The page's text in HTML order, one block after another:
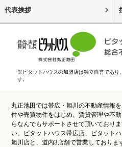
代表挨拶
※ピタットハウスの加盟店は独立自営であり
す。
丸正池田では帯広・旭川の不動産情報
件や売買物件をはじめ、賃貸管理や不
らなんでもサポートさせて頂いており
い。ピタットハウス帯広店、ピタット
旭川店と、道内3店舗で営業しておりま